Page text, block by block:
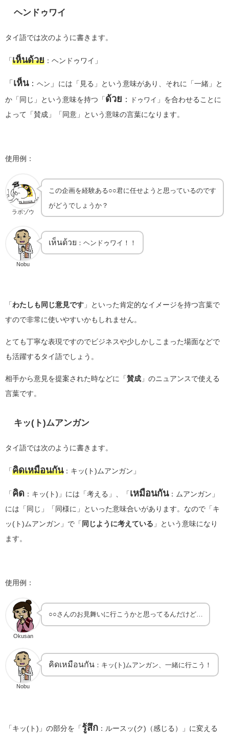
ヘンドゥワイ
タイ語では次のように書きます。
「 เห็นด้วย ：ヘンドゥワイ」
「 เห็น： ヘン 」 には「見る」という意味があり、それに「一緒」と
か「同じ」という意味を持つ「 ด้วย ： ドゥワイ 」を合わせることに
よって「賛成」「同意」という意味の言葉になります。
使用例：
ラボゾウ
この企画を経験ある○○君に任せようと思っているのです
がどうでしょうか？
Nobu
เห็นด้วย ：ヘンドゥワイ！！
「 わたしも同じ意見です 」といった肯定的なイメージを持つ言葉で
すので非常に使いやすいかもしれません。
とても丁寧な表現ですのでビジネスや少しかしこまった場面などで
も活躍するタイ語でしょう。
相手から意見を提案された時などに「 賛成 」のニュアンスで使える
言葉です。
キッ(ト)ムアンガン
タイ語では次のように書きます。
「 คิดเหมือนกัน：キッ(ト)ムアンガン」
「 คิด ：キッ(ト)」には「考える」、「 เหมือนกัน：ムアンガン」
には「同じ」「同様に」といった意味合いがあります。なので「キ
ッ(ト)ムアンガン」で「 同じように考えている 」という意味になり
ます。
使用例：
Okusan
○○さんのお見舞いに行こうかと思ってるんだけど…
Nobu
คิดเหมือนกัน：キッ(ト)ムアンガン、一緒に行こう！
「キッ(ト)」の部分を「 รู้สึก ：ルースッ(ク)（感じる）」に変える